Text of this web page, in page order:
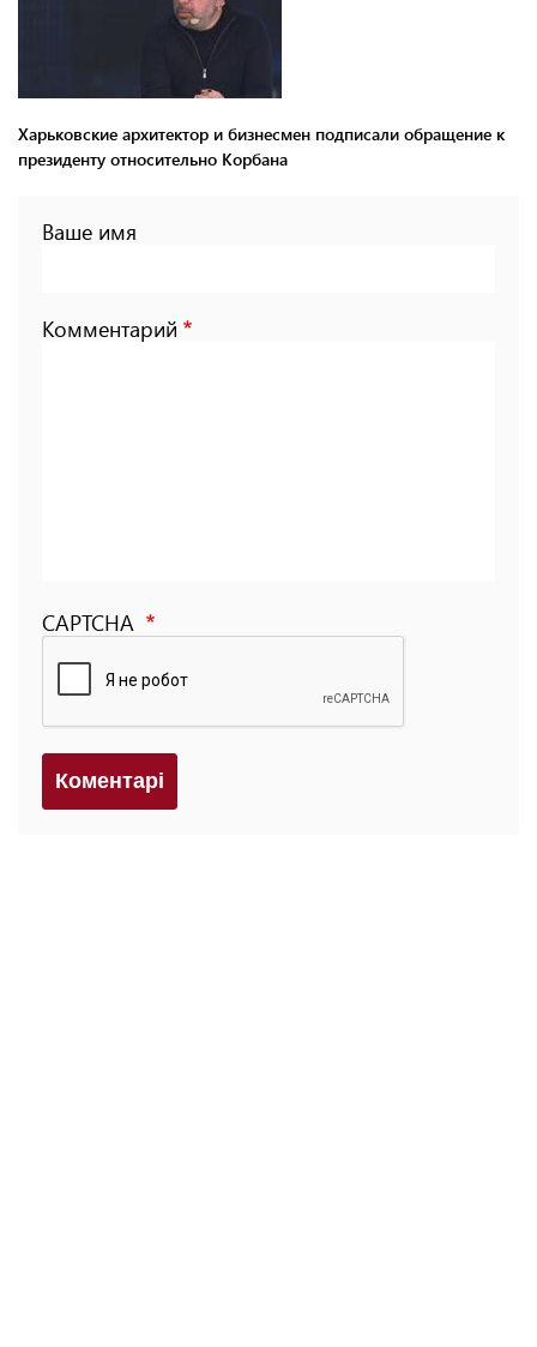
Харьковские архитектор и бизнесмен подписали обращение к
президенту относительно Корбана
Ваше имя
Комментарий
CAPTCHA
Коментарi